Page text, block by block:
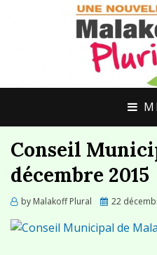
UNE
Conseil
décembre 2015
by Malakoff Plural
Posted
22